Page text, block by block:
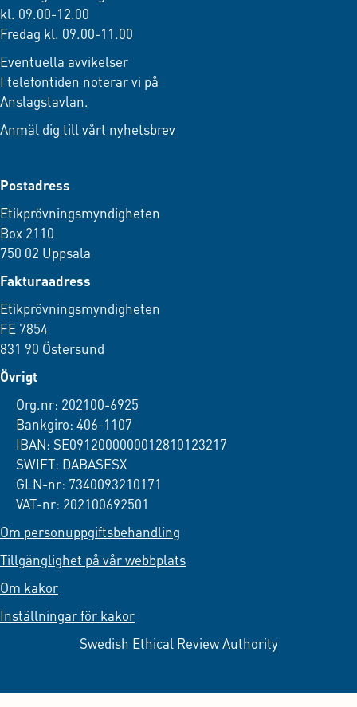
kl. 09.00-12.00
Fredag kl. 09.00-11.00
Eventuella avvikelser
I telefontiden noterar vi på
Anslagstavlan.
Anmäl dig till vårt nyhetsbrev
Postadress
Etikprövningsmyndigheten
Box 2110
750 02 Uppsala
Fakturaadress
Etikprövningsmyndigheten
FE 7854
831 90 Östersund
Övrigt
Org.nr: 202100-6925
Bankgiro: 406-1107
IBAN: SE0912000000012810123217
SWIFT: DABASESX
GLN-nr: 7340093210171
VAT-nr: 202100692501
Om personuppgiftsbehandling
Tillgänglighet på vår webbplats
Om kakor
Inställningar för kakor
Swedish Ethical Review Authority